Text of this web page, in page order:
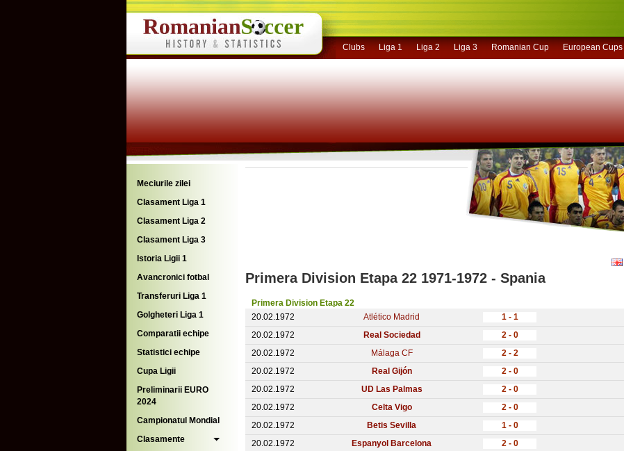
Clubs Liga 1 Liga 2 Liga 3 Romanian Cup European Cups
Meciurile zilei
Clasament Liga 1
Clasament Liga 2
Clasament Liga 3
Istoria Ligii 1
Avancronici fotbal
Transferuri Liga 1
Golgheteri Liga 1
Comparatii echipe
Statistici echipe
Cupa Ligii
Preliminarii EURO
2024
Campionatul Mondial
Clasamente
Primera Division Etapa 22 1971-1972 - Spania
Primera Division Etapa 22
20.02.1972
Atlético Madrid 1 - 1
20.02.1972
Real Sociedad 2 - 0
20.02.1972
Málaga CF 2 - 2
20.02.1972
Real Gijón 2 - 0
20.02.1972
UD Las Palmas 2 - 0
20.02.1972
Celta Vigo 2 - 0
20.02.1972
Betis Sevilla 1 - 0
20.02.1972
Espanyol Barcelona 2 - 0